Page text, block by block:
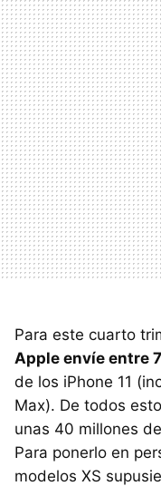
Para este cuarto
Apple envíe entre
de los iPhone 11
Max). De todos
unas 40 millones
Para ponerlo en
modelos XS